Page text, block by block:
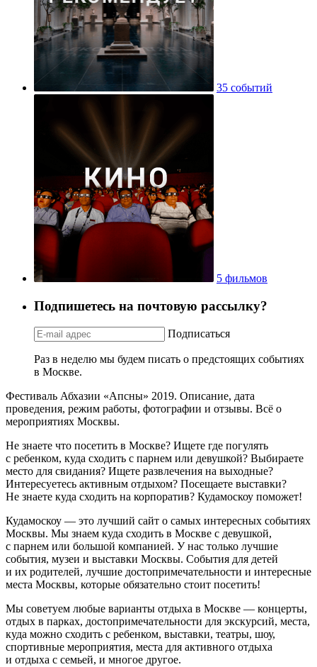
35 событий
5 фильмов
Подпишетесь на почтовую рассылку?
Подписаться
Раз в неделю мы будем писать о предстоящих событиях
в Москве.
Фестиваль Абхазии «Апсны» 2019. Описание, дата
проведения, режим работы, фотографии и отзывы. Всё о
мероприятиях Москвы.
Не знаете что посетить в Москве? Ищете где погулять
с ребенком, куда сходить с парнем или девушкой? Выбираете
место для свидания? Ищете развлечения на выходные?
Интересуетесь активным отдыхом? Посещаете выставки?
Не знаете куда сходить на корпоратив? Кудамоскоу поможет!
Кудамоскоу — это лучший сайт о самых интересных событиях
Москвы. Мы знаем куда сходить в Москве с девушкой,
с парнем или большой компанией. У нас только лучшие
события, музеи и выставки Москвы. События для детей
и их родителей, лучшие достопримечательности и интересные
места Москвы, которые обязательно стоит посетить!
Мы советуем любые варианты отдыха в Москве — концерты,
отдых в парках, достопримечательности для экскурсий, места,
куда можно сходить с ребенком, выставки, театры, шоу,
спортивные мероприятия, места для активного отдыха
и отдыха с семьей, и многое другое.